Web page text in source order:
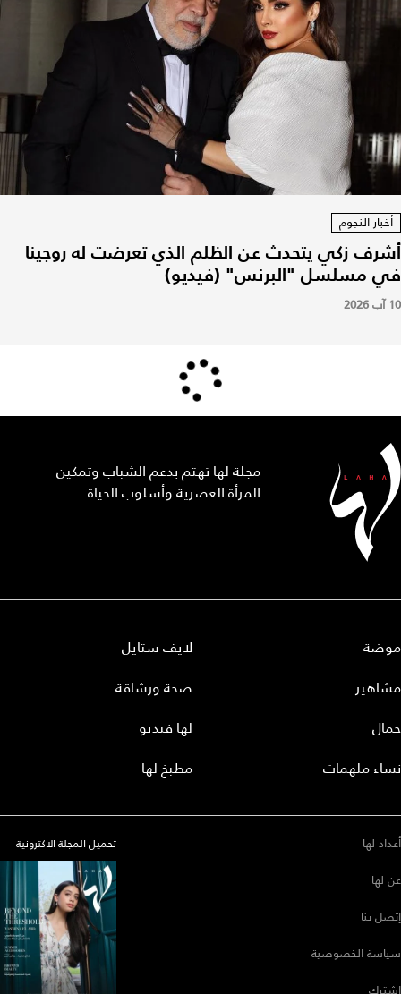
أخبار النجوم
أشرف زكي يتحدث عن الظلم الذي تعرضت له روجينا
في مسلسل "البرنس" (فيديو)
10 آب 2026
مجلة لها تهتم بدعم الشباب وتمكين
المرأة العصرية وأسلوب الحياة.
موضة
مشاهير
جمال
نساء ملهمات
لايف ستايل
صحة ورشاقة
لها فيديو
مطبخ لها
أعداد لها
عن لها
إتصل بنا
سياسة الخصوصية
إشترك
تحميل المجلة الاكترونية